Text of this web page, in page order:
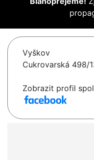
Vyškov
Cukrovarská 498/
Zobrazit profil